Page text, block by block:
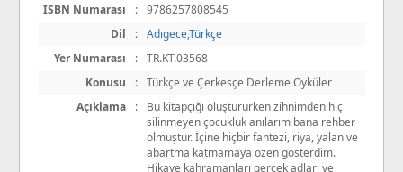
ISBN Numarası
: 9786257808545
Dil
: Adıgece,Türkçe
Yer Numarası
: TR.KT.03568
Konusu
: Türkçe ve Çerkesçe Derleme Öyküler
Açıklama
:
Bu kitapçığı oluştururken zihnimden hiç
silinmeyen çocukluk anılarım bana rehber
olmuştur. İçine hiçbir fantezi, riya, yalan ve
abartma katmamaya özen gösterdim.
Hikaye kahramanları gerçek adları ve